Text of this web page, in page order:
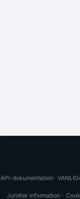
API-dokumentation ·
Juridisk information ·